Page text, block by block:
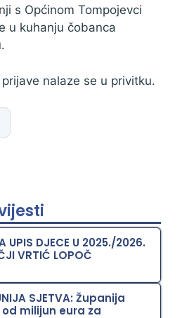
s Općinom Tompojevci
u kuhanju čobanca
nalaze se u privitku.
UPIS DJECE U 2025./2026.
VRTIĆ LOPOČ
SJETVA: Županija
milijun eura za